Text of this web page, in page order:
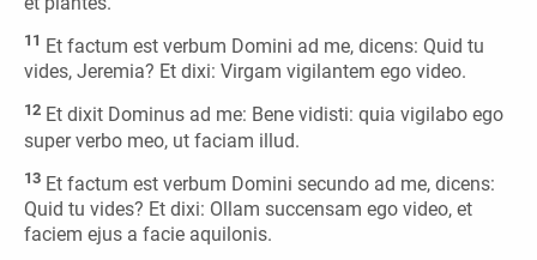
11 Et factum est verbum Domini ad me, dicens: Quid tu
vides, Jeremia? Et dixi: Virgam vigilantem ego video.
12 Et dixit Dominus ad me: Bene vidisti: quia vigilabo ego
super verbo meo, ut faciam illud.
13 Et factum est verbum Domini secundo ad me, dicens:
Quid tu vides? Et dixi: Ollam succensam ego video, et
faciem ejus a facie aquilonis.